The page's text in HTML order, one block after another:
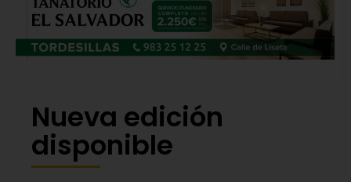
Nueva edición
disponible